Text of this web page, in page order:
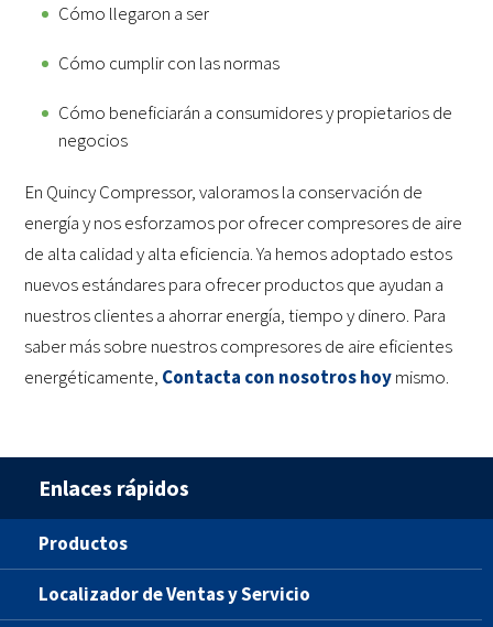
Cómo llegaron a ser
Cómo cumplir con las normas
Cómo beneficiarán a consumidores y propietarios de
negocios
En Quincy Compressor, valoramos la conservación de
energía y nos esforzamos por ofrecer compresores de aire
de alta calidad y alta eficiencia. Ya hemos adoptado estos
nuevos estándares para ofrecer productos que ayudan a
nuestros clientes a ahorrar energía, tiempo y dinero. Para
saber más sobre nuestros compresores de aire eficientes
energéticamente, Contacta con nosotros hoymismo.
Enlaces rápidos
Productos
Localizador de Ventas y Servicio